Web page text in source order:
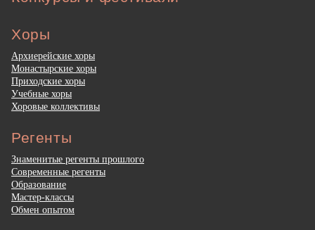
Хоры
Архиерейские хоры
Монастырские хоры
Приходские хоры
Учебные хоры
Хоровые коллективы
Регенты
Знаменитые регенты прошлого
Современные регенты
Образование
Мастер-классы
Обмен опытом